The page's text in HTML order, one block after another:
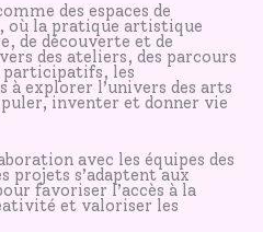
des espaces de
où la pratique artistique
de découverte et de
des ateliers, des parcours
participatifs, les
explorer l’univers des arts
inventer et donner vie
avec les équipes des
projets s’adaptent aux
favoriser l’accès à la
et valoriser les